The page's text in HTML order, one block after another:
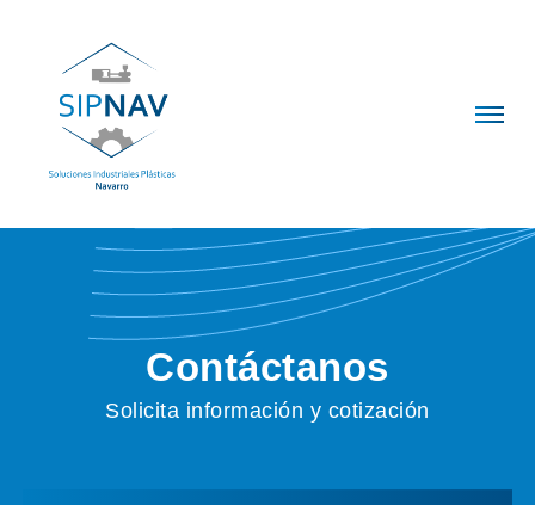
Contáctanos
Solicita información y cotización